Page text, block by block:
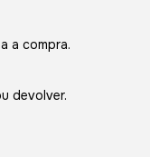
a compra.
devolver.